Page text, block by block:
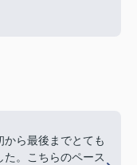
ら最後までとても
。こちらのペース